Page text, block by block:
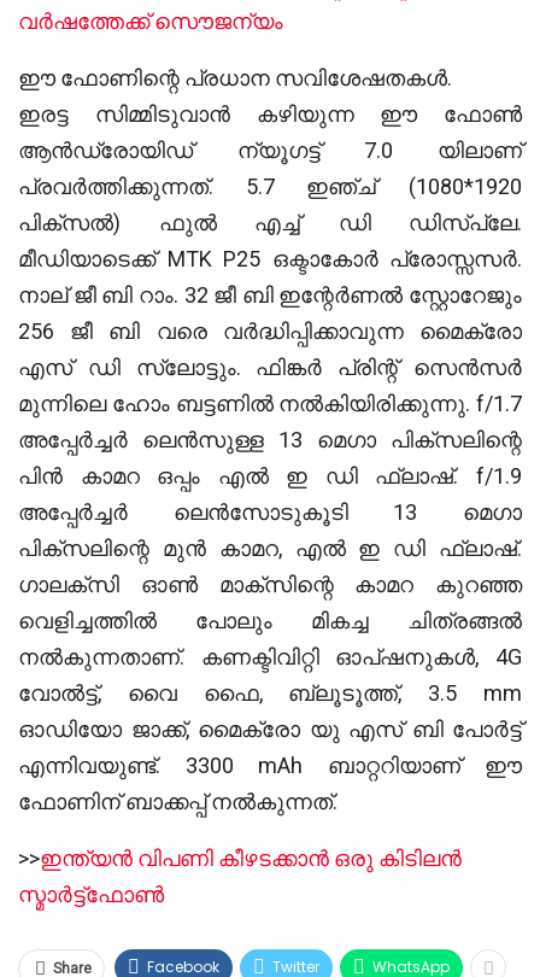
വര്‍ഷത്തേക്ക് സൌജന്യം
ഈ ഫോണിന്റെ പ്രധാന സവിശേഷതകൾ.
ഇരട്ട സിമ്മിടുവാൻ കഴിയുന്ന ഈ ഫോൺ
ആൻഡ്രോയിഡ് ന്യൂഗട്ട് 7.0 യിലാണ്
പ്രവർത്തിക്കുന്നത്. 5.7 ഇഞ്ച് (1080*1920
പിക്സൽ) ഫുൽ എച്ച് ഡി ഡിസ്പ്ലേ.
മീഡിയാടെക്ക് MTK P25 ഒക്ടാകോർ പ്രോസ്സസർ.
നാല് ജീ ബി റാം. 32 ജീ ബി ഇന്റേർണൽ സ്റ്റോറേജും
256 ജീ ബി വരെ വർദ്ധിപ്പിക്കാവുന്ന മൈക്രോ
എസ് ഡി സ്ലോട്ടും. ഫിങ്കർ പ്രിന്റ് സെൻസർ
മുന്നിലെ ഹോം ബട്ടണിൽ നൽകിയിരിക്കുന്നു. f/1.7
അപ്പേർച്ചർ ലെൻസുള്ള 13 മെഗാ പിക്സലിന്റെ
പിൻ കാമറ ഒപ്പം എൽ ഇ ഡി ഫ്ലാഷ്. f/1.9
അപ്പേർച്ചർ ലെൻസോടുകൂടി 13 മെഗാ
പിക്സലിന്റെ മുൻ കാമറ, എൽ ഇ ഡി ഫ്ലാഷ്.
ഗാലക്സി ഓൺ മാക്സിന്റെ കാമറ കുറഞ്ഞ
വെളിച്ചത്തിൽ പോലും മികച്ച ചിത്രങ്ങൽ
നൽകുന്നതാണ്. കണക്ടിവിറ്റി ഓപ്ഷനുകൾ, 4G
വോൽട്ട്, വൈ ഫൈ, ബ്ലൂടൂത്ത്, 3.5 mm
ഓഡിയോ ജാക്ക്, മൈക്രോ യു എസ് ബി പോർട്ട്
എന്നിവയുണ്ട്. 3300 mAh ബാറ്ററിയാണ് ഈ
ഫോണിന് ബാക്കപ്പ് നൽകുന്നത്.
>>ഇന്ത്യന്‍ വിപണി കീഴടക്കാന്‍ ഒരു കിടിലന്‍
സ്മാര്‍ട്ട്‌ഫോണ്‍
Share Facebook Twitter WhatsApp